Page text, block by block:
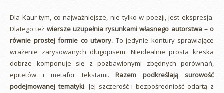
Dla Kaur tym, co najważniejsze, nie tylko w poezji, jest ekspresja.
Dlatego też wiersze uzupełnia rysunkami własnego autorstwa – o
równie prostej formie co utwory. To jedynie kontury sprawiające
wrażenie zarysowanych długopisem. Nieidealnie prosta kreska
dobrze komponuje się z pozbawionymi zbędnych porównań,
epitetów i metafor tekstami.Razem podkreślają surowość
podejmowanej tematyki. Jej szczerość i bezpośredniość odartą z